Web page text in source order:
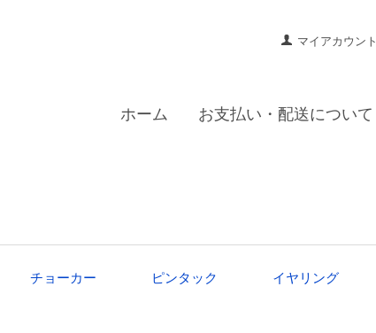
マイアカウント
ホーム お支払い・配送について
チョーカー ピンタック イヤリング